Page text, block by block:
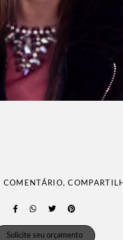
COMENTÁRIO,
Solicite seu orçamento